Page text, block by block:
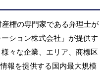
産権の専門家である弁理士が
ション株式会社」が提供す
々な企業、エリア、商標区
報を提供する国内最大規模